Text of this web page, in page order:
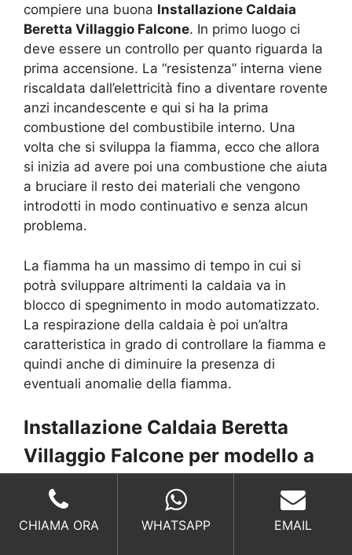
compiere una buona Installazione Caldaia
Beretta Villaggio Falcone. In primo luogo ci
deve essere un controllo per quanto riguarda la
prima accensione. La “resistenza” interna viene
riscaldata dall’elettricità fino a diventare rovente
anzi incandescente e qui si ha la prima
combustione del combustibile interno. Una
volta che si sviluppa la fiamma, ecco che allora
si inizia ad avere poi una combustione che aiuta
a bruciare il resto dei materiali che vengono
introdotti in modo continuativo e senza alcun
problema.
La fiamma ha un massimo di tempo in cui si
potrà sviluppare altrimenti la caldaia va in
blocco di spegnimento in modo automatizzato.
La respirazione della caldaia è poi un’altra
caratteristica in grado di controllare la fiamma e
quindi anche di diminuire la presenza di
eventuali anomalie della fiamma.
Installazione Caldaia Beretta
Villaggio Falcone per modello a
doppia funzione
Nelle caldaie a pellet o anche a biomassa
CHIAMA ORA WHATSAPP EMAIL